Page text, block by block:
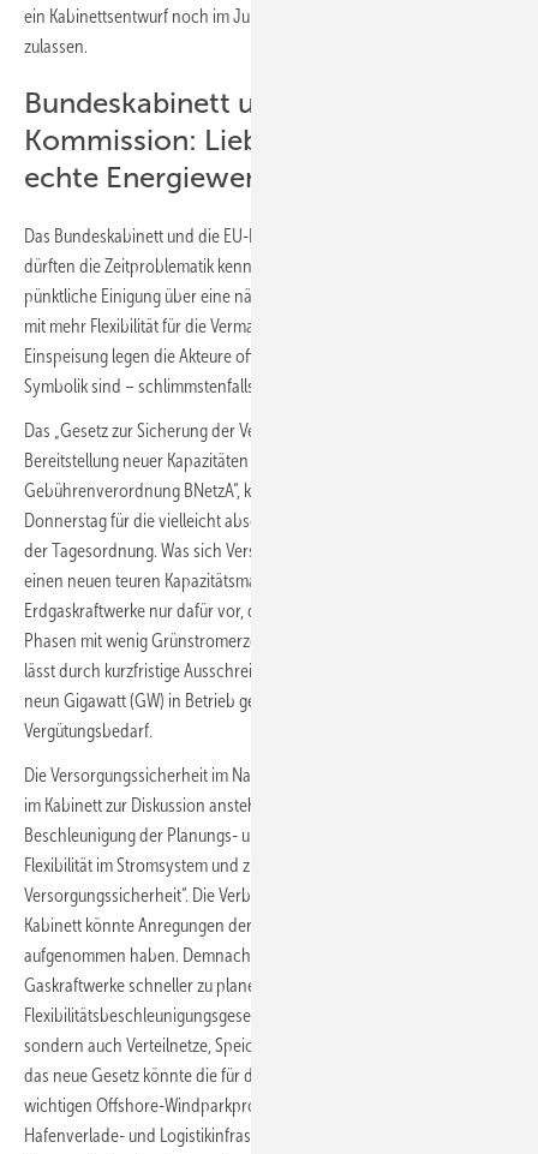
ein Kabinettsentwurf noch im Juli oder zumindest das EEG light noch
zulassen.
Bundeskabinett und EU-
Kommission: Lieber Symbolik als
echte Energiewenderegelung
Das Bundeskabinett und die EU-Kommission als Führung in der EU
dürften die Zeitproblematik kennen. Doch mehr Wert als auf die
pünktliche Einigung über eine nächste Phase der Energiewendepolitik
mit mehr Flexibilität für die Vermarktung, für die Erzeugung und für die
Einspeisung legen die Akteure offenbar auf Signale, die bestenfalls nur
Symbolik sind – schlimmstenfalls aber Märkte und Investoren stören.
Das „Gesetz zur Sicherung der Versorgungssicherheit Strom und zur
Bereitstellung neuer Kapazitäten und zur Änderung der Besonderen
Gebührenverordnung BNetzA“, kurz das StromVKG, steht am
Donnerstag für die vielleicht abschließende Debatte im Bundestag auf
der Tagesordnung. Was sich Versorgungssicherheit nennt, zielt auf
einen neuen teuren Kapazitätsmarkt mit der Vergütung speziell neuer
Erdgaskraftwerke nur dafür vor, dass diese ihre Kapazitäten für
Phasen mit wenig Grünstromerzeugung vorhalten. Das StromVKG
lässt durch kurzfristige Ausschreibungen bis 2031 Gaskraftwerke mit
neun Gigawatt (GW) in Betrieb gehen bei wohl hohem
Vergütungsbedarf.
Die Versorgungssicherheit im Namen trägt auch der am 15. Juli wohl
im Kabinett zur Diskussion anstehenden „Entwurf eines Gesetzes zur
Beschleunigung der Planungs- und Genehmigungsverfahren für mehr
Flexibilität im Stromsystem und zur Gewährleistung der
Versorgungssicherheit“. Die Verbändeanhörung stand bereits an, das
Kabinett könnte Anregungen der Branchenvertretenden
aufgenommen haben. Demnach würden nicht nur die neuen
Gaskraftwerke schneller zu planen sein, wie das
Flexibilitätsbeschleunigungsgesetz im ersten Entwurf es vorsah,
sondern auch Verteilnetze, Speicher oder Erneuerbare-Anlagen. Und
das neue Gesetz könnte die für die Versorgungssicherheit ebenso
wichtigen Offshore-Windparkprojekte künftig schneller an neue
Hafenverlade- und Logistikinfrastruktur zum Bau weiterer